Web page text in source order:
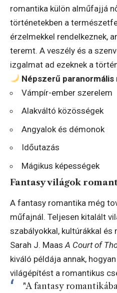
romantika külön alműfajjá
történetekben a
érzelmekkel rendelkeznek,
teremt. A veszély és a
izgalmat ad ezeknek a
Népszerű
Vámpír-ember szerelem
Alakváltó közösségek
Angyalok és démonok
Időutazás
Mágikus képességek
Fantasy világok
A fantasy romantika még
műfajnál. Teljesen kitalált
szabályokkal, kultúrákkal és
Sarah J. MaasA Court of
kiváló példája annak,
világépítést a romantikus
"A fantasy